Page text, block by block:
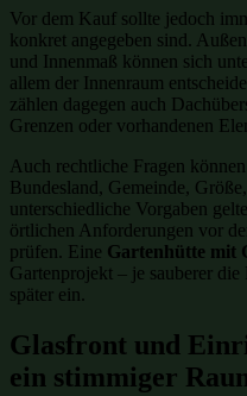
Vor dem Kauf sollte jedoch
konkret angegeben sind.
und Innenmaß können sich
allem der Innenraum
zählen dagegen auch
Grenzen oder vorhandenen
Auch rechtliche Fragen
Bundesland, Gemeinde,
unterschiedliche Vorgaben
örtlichen Anforderungen vor
prüfen. Eine Gartenhütte mit
Gartenprojekt – je sauberer die
später ein.
Glasfront und
ein stimmiger